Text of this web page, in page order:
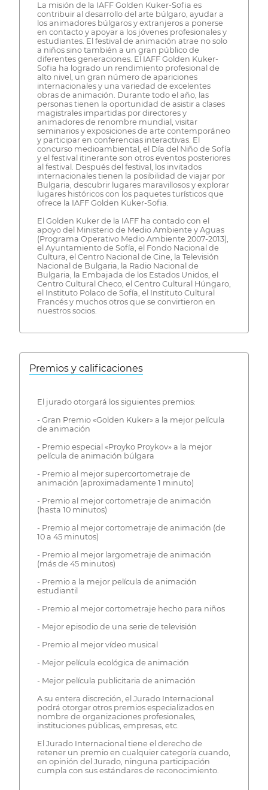
La misión de la IAFF Golden Kuker-Sofia es
contribuir al desarrollo del arte búlgaro, ayudar a
los animadores búlgaros y extranjeros a ponerse
en contacto y apoyar a los jóvenes profesionales y
estudiantes. El festival de animación atrae no solo
a niños sino también a un gran público de
diferentes generaciones. El IAFF Golden Kuker-
Sofia ha logrado un rendimiento profesional de
alto nivel, un gran número de apariciones
internacionales y una variedad de excelentes
obras de animación. Durante todo el año, las
personas tienen la oportunidad de asistir a clases
magistrales impartidas por directores y
animadores de renombre mundial, visitar
seminarios y exposiciones de arte contemporáneo
y participar en conferencias interactivas. El
concurso medioambiental, el Día del Niño de Sofía
y el festival itinerante son otros eventos posteriores
al festival. Después del festival, los invitados
internacionales tienen la posibilidad de viajar por
Bulgaria, descubrir lugares maravillosos y explorar
lugares históricos con los paquetes turísticos que
ofrece la IAFF Golden Kuker-Sofia.
El Golden Kuker de la IAFF ha contado con el
apoyo del Ministerio de Medio Ambiente y Aguas
(Programa Operativo Medio Ambiente 2007-2013),
el Ayuntamiento de Sofía, el Fondo Nacional de
Cultura, el Centro Nacional de Cine, la Televisión
Nacional de Bulgaria, la Radio Nacional de
Bulgaria, la Embajada de los Estados Unidos, el
Centro Cultural Checo, el Centro Cultural Húngaro,
el Instituto Polaco de Sofía, el Instituto Cultural
Francés y muchos otros que se convirtieron en
nuestros socios.
Premios y calificaciones
El jurado otorgará los siguientes premios:
- Gran Premio «Golden Kuker» a la mejor película
de animación
- Premio especial «Proyko Proykov» a la mejor
película de animación búlgara
- Premio al mejor supercortometraje de
animación (aproximadamente 1 minuto)
- Premio al mejor cortometraje de animación
(hasta 10 minutos)
- Premio al mejor cortometraje de animación (de
10 a 45 minutos)
- Premio al mejor largometraje de animación
(más de 45 minutos)
- Premio a la mejor película de animación
estudiantil
- Premio al mejor cortometraje hecho para niños
- Mejor episodio de una serie de televisión
- Premio al mejor vídeo musical
- Mejor película ecológica de animación
- Mejor película publicitaria de animación
A su entera discreción, el Jurado Internacional
podrá otorgar otros premios especializados en
nombre de organizaciones profesionales,
instituciones públicas, empresas, etc.
El Jurado Internacional tiene el derecho de
retener un premio en cualquier categoría cuando,
en opinión del Jurado, ninguna participación
cumpla con sus estándares de reconocimiento.